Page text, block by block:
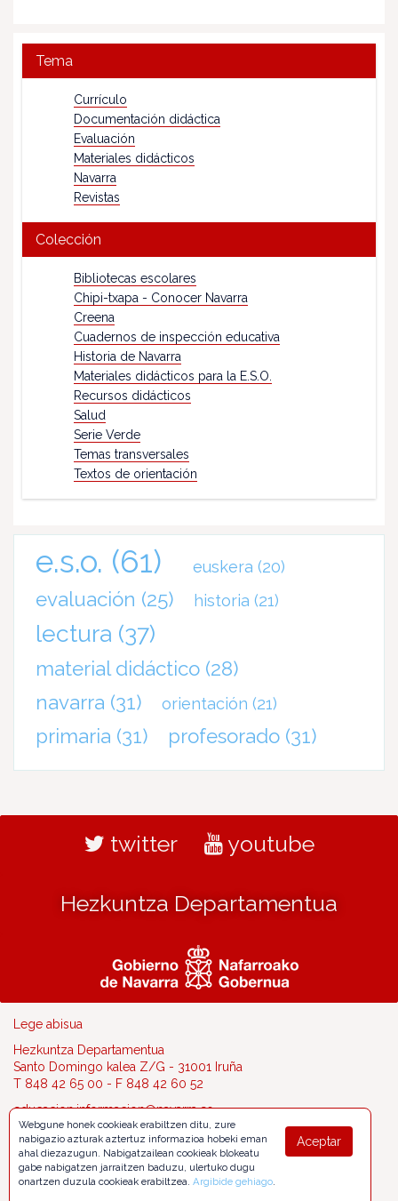
Tema
Currículo
Documentación didáctica
Evaluación
Materiales didácticos
Navarra
Revistas
Colección
Bibliotecas escolares
Chipi-txapa - Conocer Navarra
Creena
Cuadernos de inspección educativa
Historia de Navarra
Materiales didácticos para la E.S.O.
Recursos didácticos
Salud
Serie Verde
Temas transversales
Textos de orientación
e.s.o. (61) euskera (20)
evaluación (25) historia (21)
lectura (37)
material didáctico (28)
navarra (31) orientación (21)
primaria (31) profesorado (31)
twitter youtube
Hezkuntza Departamentua
Lege abisua
Hezkuntza Departamentua
Santo Domingo kalea Z/G - 31001 Iruña
T 848 42 65 00 - F 848 42 60 52
educacion.informacion@navarra.es
Aceptar
Webgune honek cookieak erabiltzen ditu, zure
nabigazio azturak aztertuz informazioa hobeki eman
ahal diezazugun. Nabigatzailean cookieak blokeatu
gabe nabigatzen jarraitzen baduzu, ulertuko dugu
onartzen duzula cookieak erabiltzea. Argibide gehiago.